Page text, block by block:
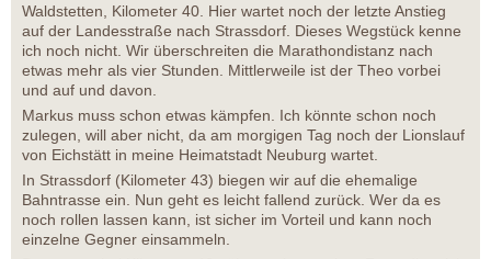
Waldstetten, Kilometer 40. Hier wartet noch der letzte Anstieg
auf der Landesstraße nach Strassdorf. Dieses Wegstück kenne
ich noch nicht. Wir überschreiten die Marathondistanz nach
etwas mehr als vier Stunden. Mittlerweile ist der Theo vorbei
und auf und davon.
Markus muss schon etwas kämpfen. Ich könnte schon noch
zulegen, will aber nicht, da am morgigen Tag noch der Lionslauf
von Eichstätt in meine Heimatstadt Neuburg wartet.
In Strassdorf (Kilometer 43) biegen wir auf die ehemalige
Bahntrasse ein. Nun geht es leicht fallend zurück. Wer da es
noch rollen lassen kann, ist sicher im Vorteil und kann noch
einzelne Gegner einsammeln.